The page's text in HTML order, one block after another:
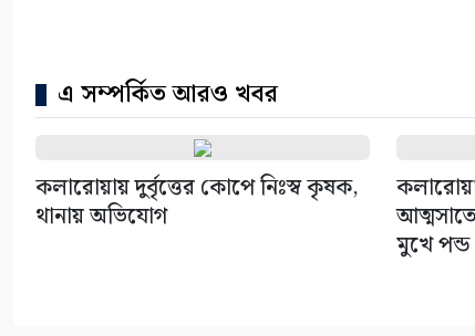
এ সম্পর্কিত আরও খবর
কলারোয়ায় দুর্বৃত্তের কোপে নিঃস্ব কৃষক,
থানায় অভিযোগ
মুখে পন্ড